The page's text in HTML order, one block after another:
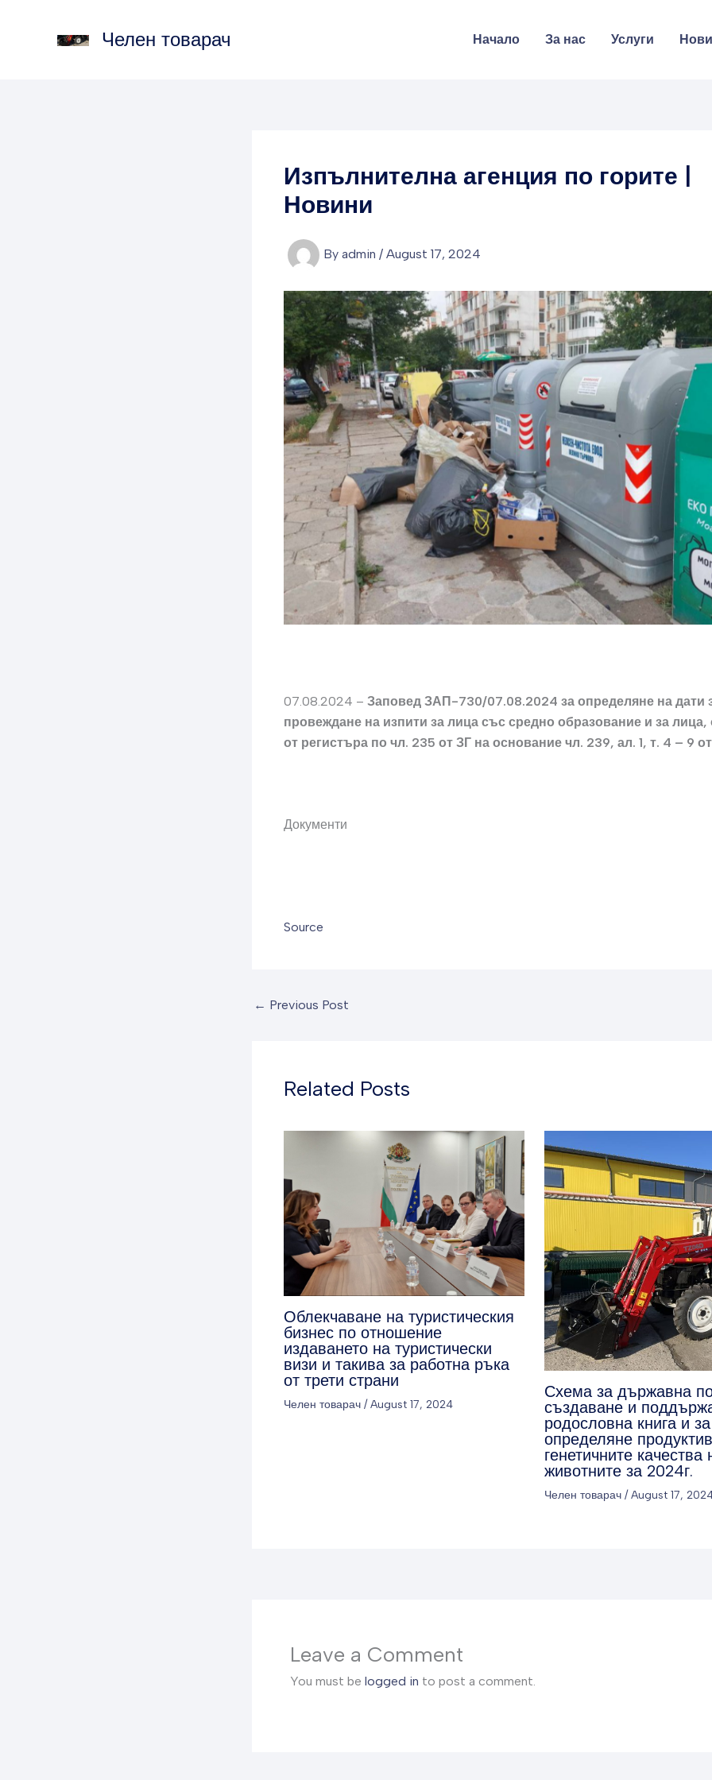
Челен товарач Начало За нас Услуги
Изпълнителна агенция по горите |
Новини
By admin / August 17, 2024
07.08.2024 – Заповед ЗАП-730/07.08.2024 за определяне на дати
провеждане на изпити за лица със средно образование и за лица,
от регистъра по чл. 235 от ЗГ на основание чл. 239, ал. 1, т. 4 – 9
Документи
Source
← Previous Post
Related Posts
Облекчаване на туристическия
бизнес по отношение
издаването на туристически
визи и такива за работна ръка
от трети страни
Челен товарач /August 17, 2024
Схема за държавна
създаване и
родословна книга и за
определяне
генетичните качества
животните за 2024г.
Челен товарач/ August 17,
Leave a Comment
You must be logged in to post a comment.